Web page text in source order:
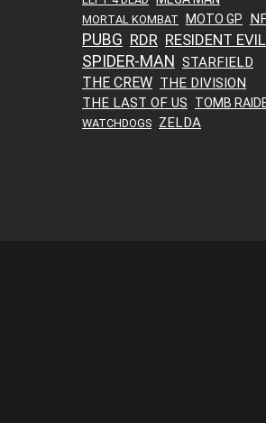
MORTAL KOMBAT MOTO GP
PUBG RDR RESIDENT EVIL
SPIDER-MAN STARFIELD
THE CREW THE DIVISION
THE LAST OF US
TOMB
WATCHDOGS ZELDA